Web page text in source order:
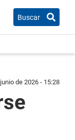
Buscar
de 2026 - 15:28